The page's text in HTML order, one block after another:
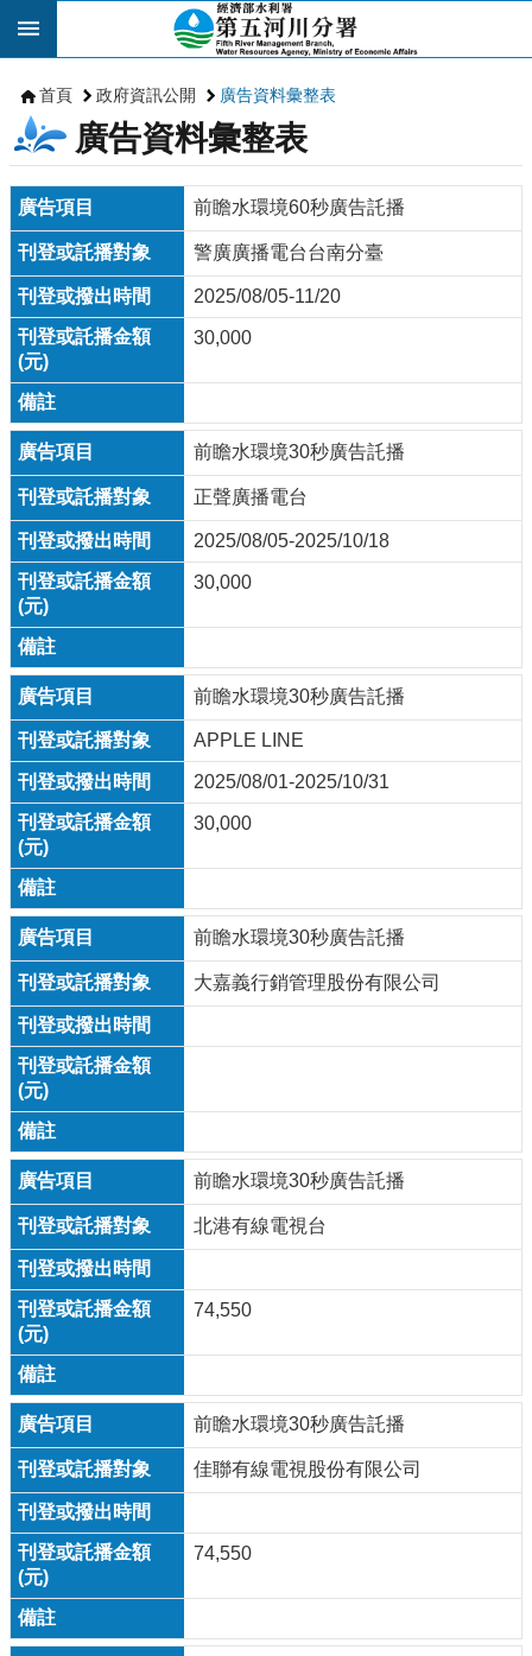
跳到主要內容區塊
首頁 政府資訊公開 廣告資料彙整表
廣告資料彙整表
前瞻水環境60秒廣告託播
警廣廣播電台台南分臺
2025/08/05-11/20
30,000
前瞻水環境30秒廣告託播
正聲廣播電台
2025/08/05-2025/10/18
30,000
前瞻水環境30秒廣告託播
APPLE LINE
2025/08/01-2025/10/31
30,000
前瞻水環境30秒廣告託播
大嘉義行銷管理股份有限公司
前瞻水環境30秒廣告託播
北港有線電視台
74,550
前瞻水環境30秒廣告託播
佳聯有線電視股份有限公司
74,550